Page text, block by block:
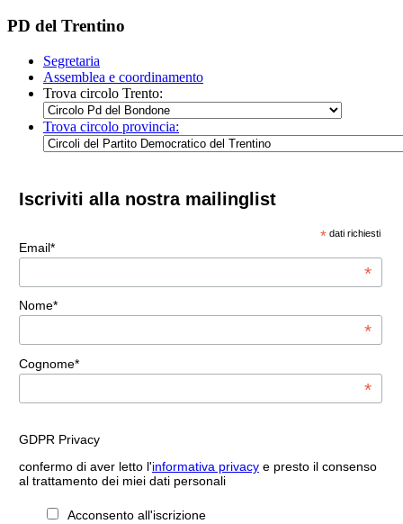
PD del Trentino
Segretaria
Assemblea e coordinamento
Trova circolo Trento:
Trova circolo provincia:
Iscriviti alla nostra mailinglist
* dati richiesti
Email*
*
Nome*
*
Cognome*
*
GDPR Privacy
confermo di aver letto l'informativa privacye presto il consenso
al trattamento dei miei dati personali
Acconsento all'iscrizione